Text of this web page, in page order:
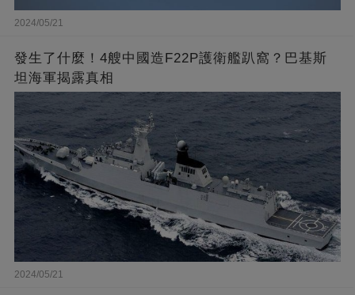
2024/05/21
發生了什麼！4艘中國造F22P護衛艦趴窩？巴基斯
坦海軍揭露真相
2024/05/21